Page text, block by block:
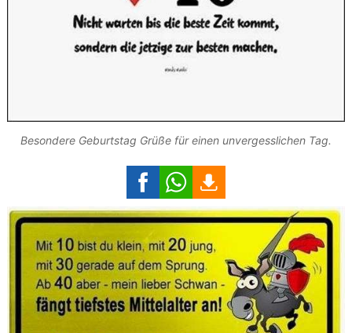
Besondere Geburtstag Grüße für einen unvergesslichen Tag.